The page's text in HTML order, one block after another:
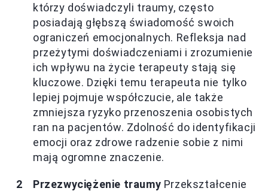
którzy doświadczyli traumy, często
posiadają głębszą świadomość swoich
ograniczeń emocjonalnych. Refleksja nad
przeżytymi doświadczeniami i zrozumienie
ich wpływu na życie terapeuty stają się
kluczowe. Dzięki temu terapeuta nie tylko
lepiej pojmuje współczucie, ale także
zmniejsza ryzyko przenoszenia osobistych
ran na pacjentów. Zdolność do identyfikacji
emocji oraz zdrowe radzenie sobie z nimi
mają ogromne znaczenie.
Przezwyciężenie traumy Przekształcenie